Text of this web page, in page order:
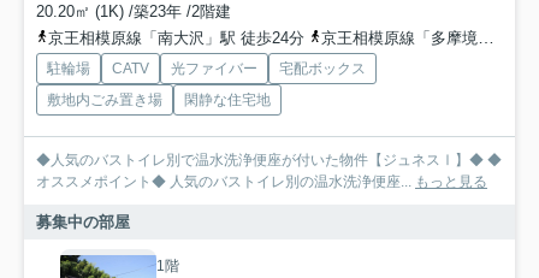
20.20㎡ (1K) /築23年 /2階建
京王相模原線「南大沢」駅 徒歩24分
京王相模原線「多摩境」駅 徒歩40分
駐輪場 CATV 光ファイバー
宅配ボックス
敷地内ごみ置き場
閑静な住宅地
◆人気のバストイレ別で温水洗浄便座が付いた物件【ジュネスⅠ】◆ ◆
オススメポイント◆ 人気のバストイレ別の温水洗浄便座... もっと見る
募集中の部屋
1階